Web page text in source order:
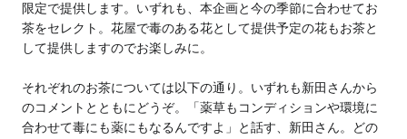
限定で提供します。いずれも、本企画と今の季節に合わせてお
茶をセレクト。花屋で毒のある花として提供予定の花もお茶と
して提供しますのでお楽しみに。
それぞれのお茶については以下の通り。いずれも新田さんから
のコメントとともにどうぞ。「薬草もコンディションや環境に
合わせて毒にも薬にもなるんですよ」と話す、新田さん。どの